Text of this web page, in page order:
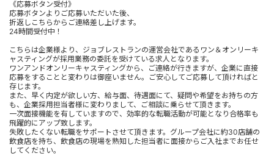
《応募ボタン受付》
応募ボタンよりご応募いただいた後、
折返しこちらからご連絡差し上げます。
24時間受付中！
こちらは企業様より、ジョブレストランの運営会社であるワン＆オンリーキ
ャスティングが採用業務の委託を受けている求人となります。
ワンアンドオンリーキャスティングから、ご連絡が行きますが、企業に直接
応募をすることと変わりは御座いません。ご安心してご応募して頂ければと
存じます。
また、早く内定が欲しい方、給与面、待遇面にて、疑問や希望をお持ちの方
も、企業採用担当者様に変わりまして、ご相談に乗らせて頂きます。
一次面接機能を有していますので、効率的な転職活動が可能となり合格率も
飛躍的にアップ致します。
失敗したくない転職をサポートさせて頂きます。グループ会社に約30店舗の
飲食店を持ち、飲食店の現場を熟知した担当者に面接からご入社までお任せ
してください。